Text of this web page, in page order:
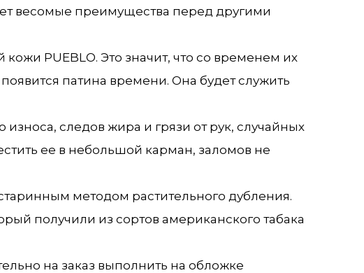
весомые преимущества перед другими
PUEBLO. Это значит, что со временем их
патина времени. Она будет служить
следов жира и грязи от рук, случайных
ее в небольшой карман, заломов не
методом растительного дубления.
получили из сортов американского табака
на заказ выполнить на обложке